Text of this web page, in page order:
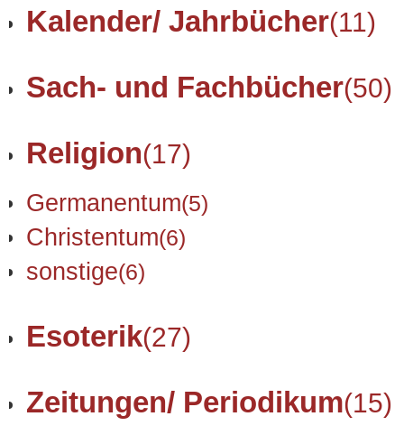
Kalender/ Jahrbücher(11)
Sach- und Fachbücher(50)
Religion(17)
Germanentum(5)
Christentum(6)
sonstige(6)
Esoterik(27)
Zeitungen/ Periodikum(15)